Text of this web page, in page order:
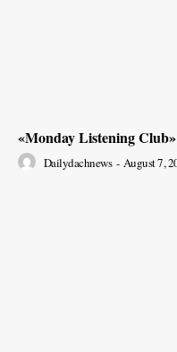
«Monday Listening
Dailydachnews - August 7,